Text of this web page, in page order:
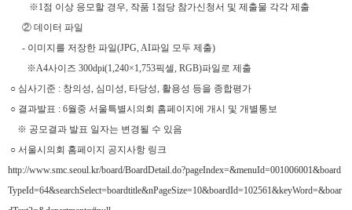
※1점 이상 응모할 경우, 작품 1점당 참가신청서 및 제출물 각각 제출
② 데이터 파일
- 이미지를 저장한 파일(JPG, AI파일 모두 제출)
※A4사이즈 300dpi(1,240×1,753픽셀, RGB)파일로 제출
○ 심사기준 : 창의성, 심미성, 타당성, 활용성 등을 종합평가
○ 결과발표 : 6월중 서울특별시의회 홈페이지에 개시 및 개별통보
※ 공모결과 발표 일자는 변경될 수 있음
○ 서울시의회 홈페이지 공지사항 링크
http://www.smc.seoul.kr/board/BoardDetail.do?pageIndex=&menuId=001006001&board
TypeId=64&searchSelect=boardtitle&nPageSize=10&boardId=102561&keyWord=&boar